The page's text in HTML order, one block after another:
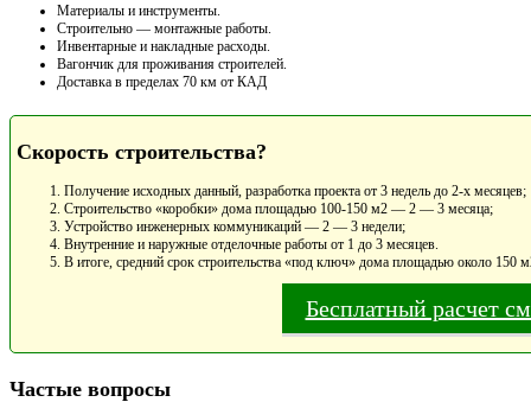
Материалы и инструменты.
Cтроительно — монтажные работы.
Инвентарные и накладные расходы.
Вагончик для проживания строителей.
Доставка в пределах 70 км от КАД
Скорость строительства?
Получение исходных данный, разработка проекта от 3 недель до 2-х месяцев;
Строительство «коробки» дома площадью 100-150 м2 — 2 — 3 месяца;
Устройство инженерных коммуникаций — 2 — 3 недели;
Внутренние и наружные отделочные работы от 1 до 3 месяцев.
В итоге, средний срок строительства «под ключ» дома площадью около 150
Бесплатный расчет
Частые вопросы